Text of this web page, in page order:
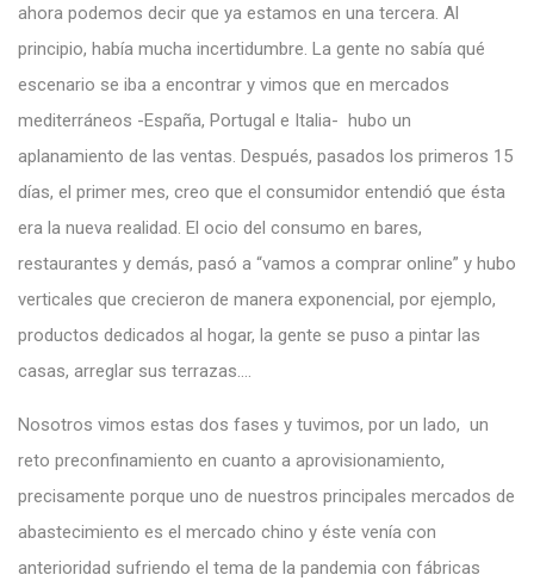
ahora podemos decir que ya estamos en una tercera. Al
principio, había mucha incertidumbre. La gente no sabía qué
escenario se iba a encontrar y vimos que en mercados
mediterráneos -España, Portugal e Italia- hubo un
aplanamiento de las ventas. Después, pasados los primeros 15
días, el primer mes, creo que el consumidor entendió que ésta
era la nueva realidad. El ocio del consumo en bares,
restaurantes y demás, pasó a “vamos a comprar online” y hubo
verticales que crecieron de manera exponencial, por ejemplo,
productos dedicados al hogar, la gente se puso a pintar las
casas, arreglar sus terrazas….
Nosotros vimos estas dos fases y tuvimos, por un lado, un
reto preconfinamiento en cuanto a aprovisionamiento,
precisamente porque uno de nuestros principales mercados de
abastecimiento es el mercado chino y éste venía con
anterioridad sufriendo el tema de la pandemia con fábricas